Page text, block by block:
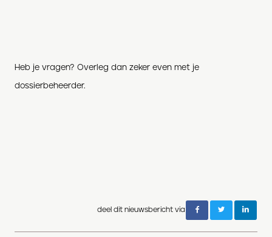
Heb je vragen? Overleg dan zeker even met je
dossierbeheerder.
deel dit nieuwsbericht via